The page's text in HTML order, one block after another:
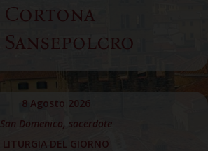
Cortona
Sansepolcro
8 Agosto 2026
San Domenico, sacerdote
LITURGIA DEL GIORNO